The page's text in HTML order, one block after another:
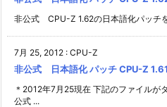
非公式 CPU-Z 1.62の日本語化パッチ
7月 25, 2012 : CPU-Z
非公式 日本語化 パッチ CPU-Z
＊2012年7月25現在 下記のファイルが
公式 ...